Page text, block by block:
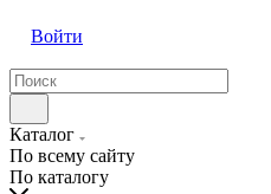
Войти
Каталог
По всему сайту
По каталогу